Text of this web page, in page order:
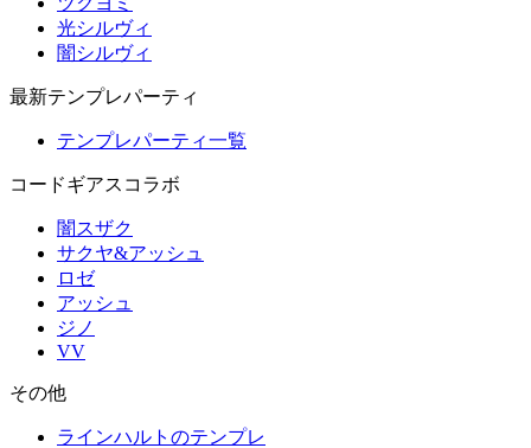
光シルヴィ
闇シルヴィ
最新テンプレパーティ
テンプレパーティ一覧
コードギアスコラボ
闇スザク
サクヤ&アッシュ
ロゼ
アッシュ
ジノ
VV
その他
ラインハルトのテンプレ